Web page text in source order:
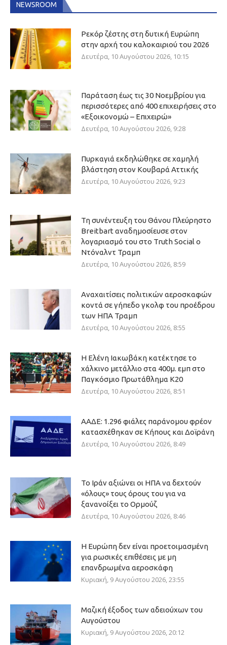
NEWSROOM
Ρεκόρ ζέστης στη δυτική Ευρώπη
στην αρχή του καλοκαιριού του 2026
Δευτέρα, 10 Αυγούστου 2026, 10:15
Παράταση έως τις 30 Νοεμβρίου για
περισσότερες από 400 επιχειρήσεις στο
«Εξοικονομώ – Επιχειρώ»
Δευτέρα, 10 Αυγούστου 2026, 9:28
Πυρκαγιά εκδηλώθηκε σε χαμηλή
βλάστηση στον Κουβαρά Αττικής
Δευτέρα, 10 Αυγούστου 2026, 9:23
Τη συνέντευξη του Θάνου Πλεύρηστο
Breitbart αναδημοσίευσε στον
λογαριασμό του στο Truth Social ο
Ντόναλντ Τραμπ
Δευτέρα, 10 Αυγούστου 2026, 8:59
Αναχαιτίσεις πολιτικών αεροσκαφών
κοντά σε γήπεδο γκολφ του προέδρου
των ΗΠΑ Τραμπ
Δευτέρα, 10 Αυγούστου 2026, 8:55
Η Ελένη Ιακωβάκη κατέκτησε το
χάλκινο μετάλλιο στα 400μ. εμπ στο
Παγκόσμιο Πρωτάθλημα Κ20
Δευτέρα, 10 Αυγούστου 2026, 8:51
ΑΑΔΕ: 1.296 φιάλες παράνομου φρέον
κατασχέθηκαν σε Κήπους και Δοϊράνη
Δευτέρα, 10 Αυγούστου 2026, 8:49
Το Ιράν αξιώνει οι ΗΠΑ να δεχτούν
«όλους» τους όρους του για να
ξανανοίξει το Ορμούζ
Δευτέρα, 10 Αυγούστου 2026, 8:46
Η Ευρώπη δεν είναι προετοιμασμένη
για ρωσικές επιθέσεις με μη
επανδρωμένα αεροσκάφη
Κυριακή, 9 Αυγούστου 2026, 23:55
Μαζική έξοδος των αδειούχων του
Αυγούστου
Κυριακή, 9 Αυγούστου 2026, 20:12